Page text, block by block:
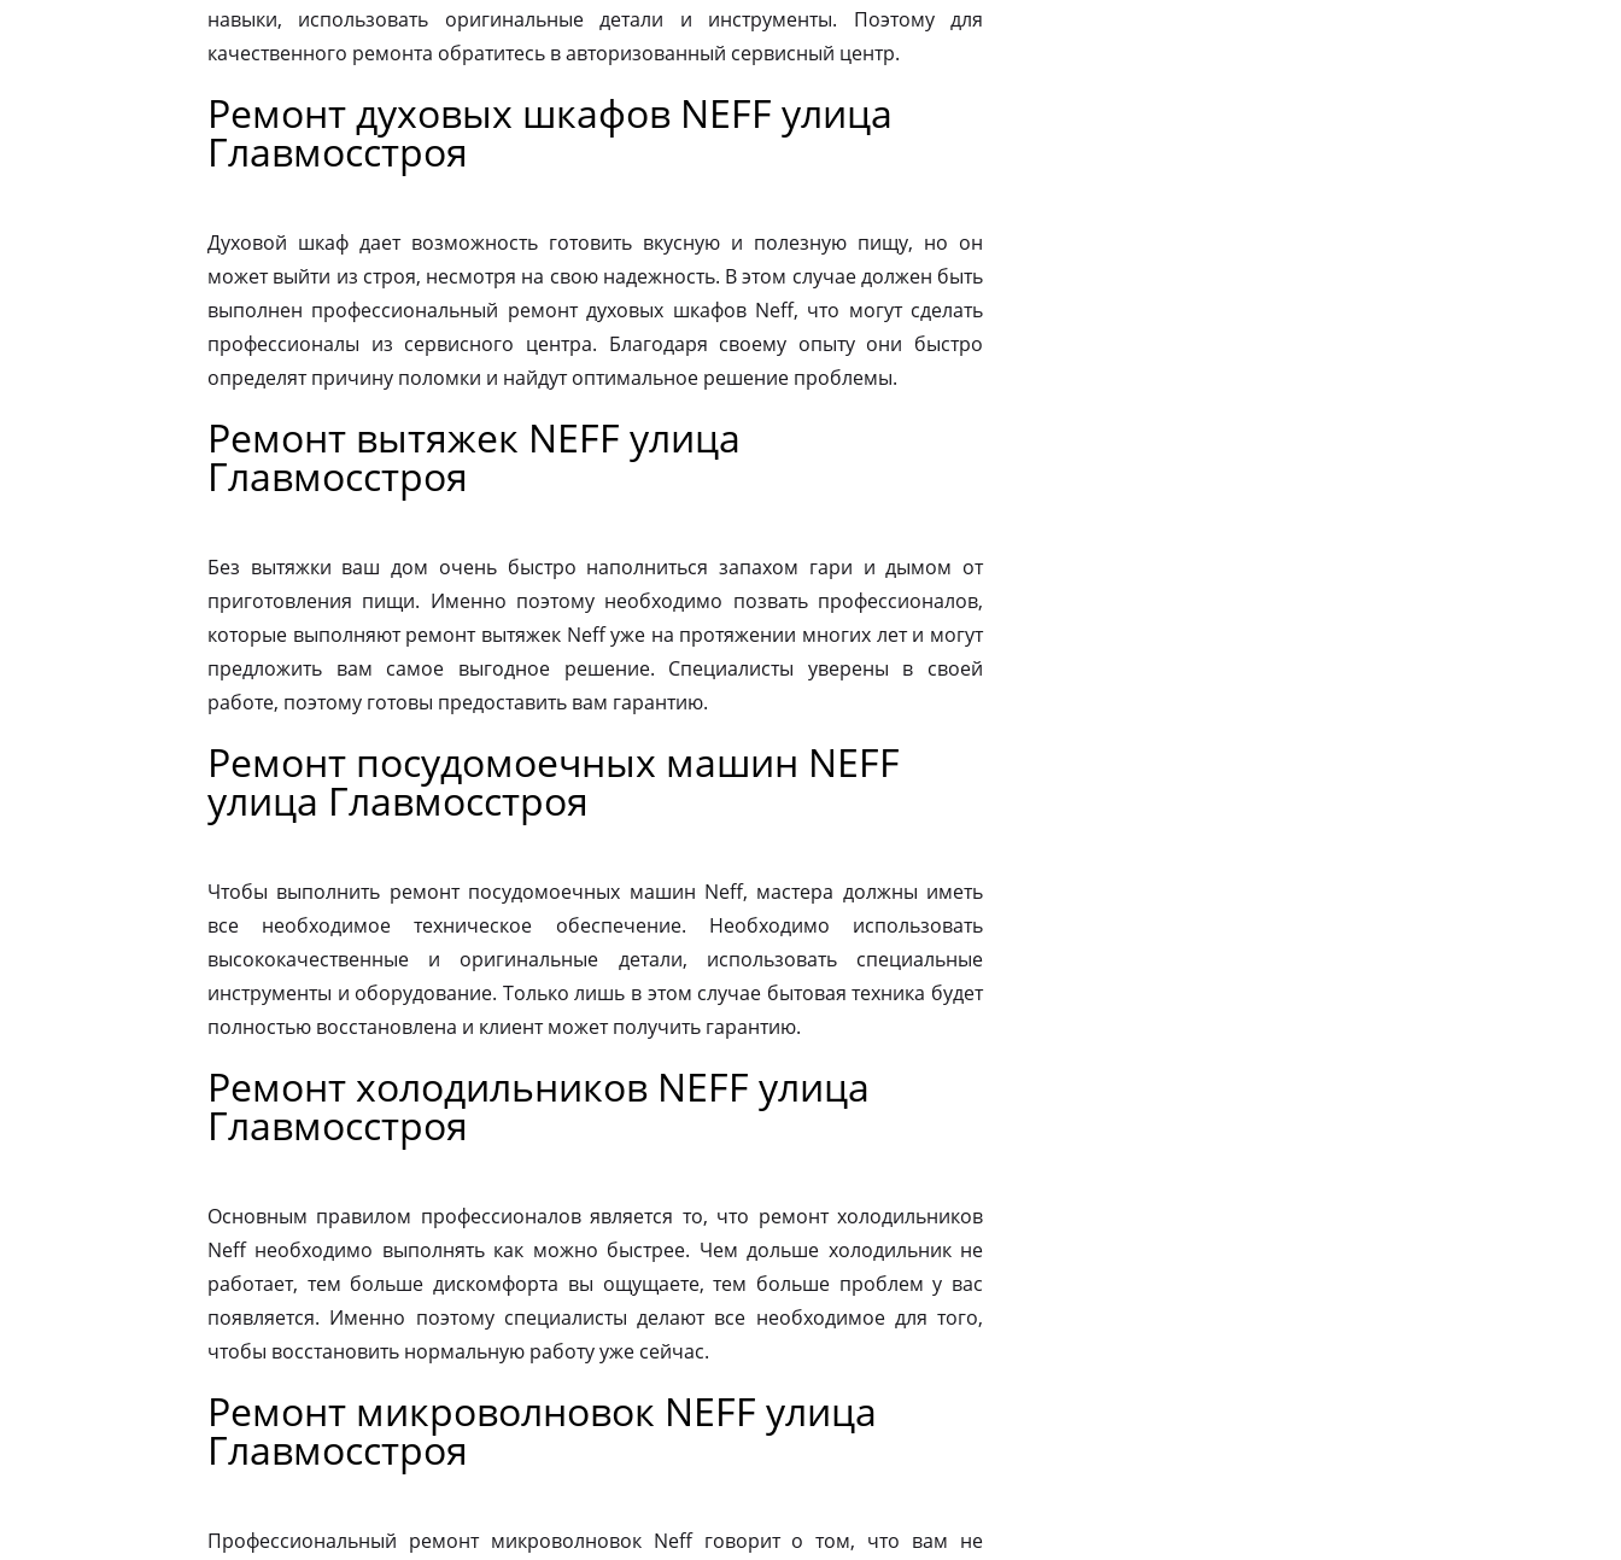
навыки, использовать оригинальные детали и инструменты. Поэтому для
качественного ремонта обратитесь в авторизованный сервисный центр.
Ремонт духовых шкафов NEFF улица
Главмосстроя
Духовой шкаф дает возможность готовить вкусную и полезную пищу, но он
может выйти из строя, несмотря на свою надежность. В этом случае должен быть
выполнен профессиональный ремонт духовых шкафов Neff, что могут сделать
профессионалы из сервисного центра. Благодаря своему опыту они быстро
определят причину поломки и найдут оптимальное решение проблемы.
Ремонт вытяжек NEFF улица
Главмосстроя
Без вытяжки ваш дом очень быстро наполниться запахом гари и дымом от
приготовления пищи. Именно поэтому необходимо позвать профессионалов,
которые выполняют ремонт вытяжек Neff уже на протяжении многих лет и могут
предложить вам самое выгодное решение. Специалисты уверены в своей
работе, поэтому готовы предоставить вам гарантию.
Ремонт посудомоечных машин NEFF
улица Главмосстроя
Чтобы выполнить ремонт посудомоечных машин Neff, мастера должны иметь
все необходимое техническое обеспечение. Необходимо использовать
высококачественные и оригинальные детали, использовать специальные
инструменты и оборудование. Только лишь в этом случае бытовая техника будет
полностью восстановлена и клиент может получить гарантию.
Ремонт холодильников NEFF улица
Главмосстроя
Основным правилом профессионалов является то, что ремонт холодильников
Neff необходимо выполнять как можно быстрее. Чем дольше холодильник не
работает, тем больше дискомфорта вы ощущаете, тем больше проблем у вас
появляется. Именно поэтому специалисты делают все необходимое для того,
чтобы восстановить нормальную работу уже сейчас.
Ремонт микроволновок NEFF улица
Главмосстроя
Профессиональный ремонт микроволновок Neff говорит о том, что вам не